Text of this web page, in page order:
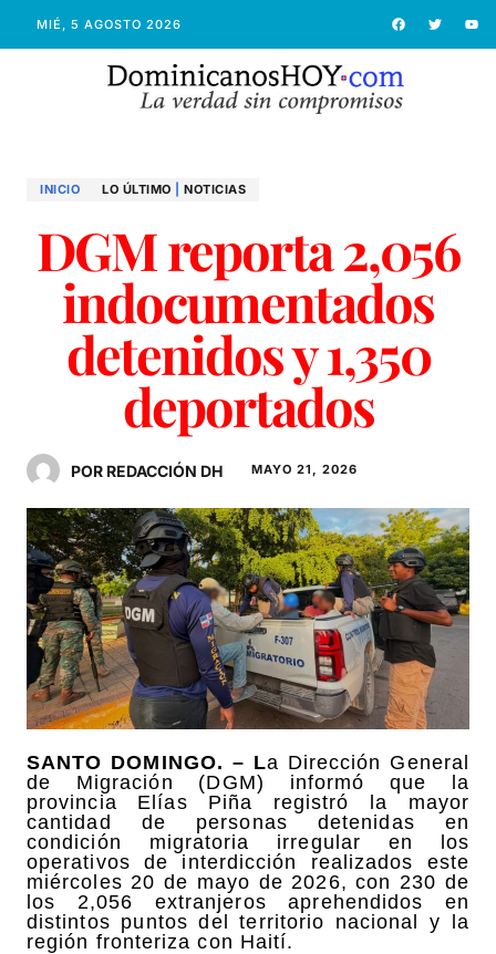
MIÉ, 5 AGOSTO 2026
INICIO LO ÚLTIMO NOTICIAS
DGM reporta 2,056
indocumentados
detenidos y 1,350
deportados
POR REDACCIÓN DH MAYO 21, 2026
SANTO DOMINGO. – La Dirección General
de Migración (DGM) informó que la
provincia Elías Piña registró la mayor
cantidad de personas detenidas en
condición migratoria irregular en los
operativos de interdicción realizados este
miércoles 20 de mayo de 2026, con 230 de
los 2,056 extranjeros aprehendidos en
distintos puntos del territorio nacional y la
región fronteriza con Haití.